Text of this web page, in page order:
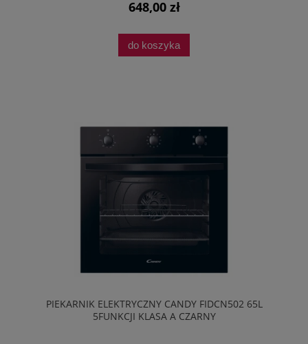
648,00 zł
do koszyka
PIEKARNIK ELEKTRYCZNY CANDY FIDCN502 65L
5FUNKCJI KLASA A CZARNY